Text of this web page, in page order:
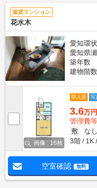
賃貸マンション
花水木
愛知環
愛知県
築年数
建物階数
画像 : 16枚
即入居 写
3.6万円
管理費
敷
なし
3階
1K
空室確認 無料